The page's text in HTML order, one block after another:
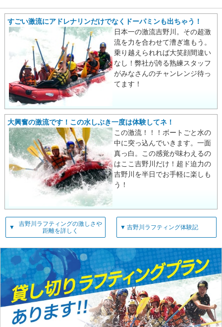
すごい激流にアドレナリンだけでなくドーパミンも出ちゃう！
日本一の激流吉野川。その超激
流を力を合わせて漕ぎ進もう。
乗り越えられれば大笑顔間違い
なし！弊社が誇る熟練スタッフ
がみなさんのチャンレンジ待っ
てます！
大興奮の激流です！この水しぶき一度は体験してネ！
この激流！！！ボートごと水の
中に突っ込んでいきます。一面
真っ白。この感覚が味わえるの
はここ吉野川だけ！超ド迫力の
吉野川を半日でお手軽に楽しも
う！
▼
吉野川ラフティングの激しさや
距離を詳しく
▼ 吉野川ラフティング体験記